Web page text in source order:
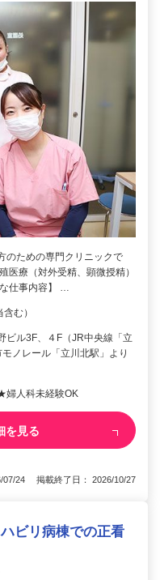
のための専門クリニックで
医療（対外受精、顕微授精）
仕事内容】 …
む）
ル3F、４F（JR中央線「立
ノレール「立川北駅」より
人科未経験OK
を見る
07/24 掲載終了日： 2026/10/27
ビリ病棟での正看